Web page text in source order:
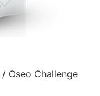
/ Oseo Challenge